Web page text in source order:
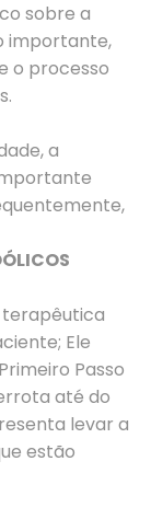
sobre a
importante,
o processo
a
terapêutica
Ele
Passo
até do
levar a
estão